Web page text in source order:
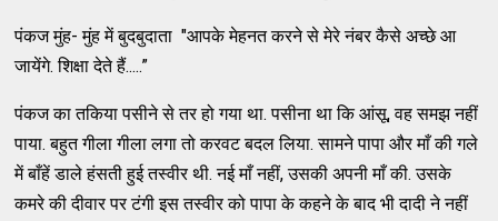
पंकज मुंह- मुंह में बुदबुदाता "आपके मेहनत करने से मेरे नंबर कैसे अच्छे आ
जायेंगे. शिक्षा देते हैं.....”
पंकज का तकिया पसीने से तर हो गया था. पसीना था कि आंसू, वह समझ नहीं
पाया. बहुत गीला गीला लगा तो करवट बदल लिया. सामने पापा और माँ की गले
में बाँहें डाले हंसती हुई तस्वीर थी. नई माँ नहीं, उसकी अपनी माँ की. उसके
कमरे की दीवार पर टंगी इस तस्वीर को पापा के कहने के बाद भी दादी ने नहीं